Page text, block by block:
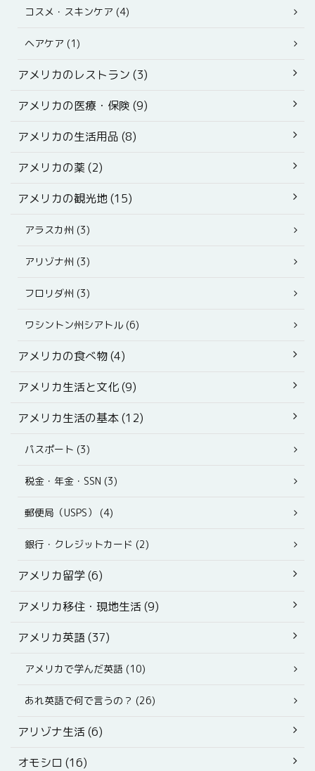
コスメ・スキンケア (4)
ヘアケア (1)
アメリカのレストラン (3)
アメリカの医療・保険 (9)
アメリカの生活用品 (8)
アメリカの薬 (2)
アメリカの観光地 (15)
アラスカ州 (3)
アリゾナ州 (3)
フロリダ州 (3)
ワシントン州シアトル (6)
アメリカの食べ物 (4)
アメリカ生活と文化 (9)
アメリカ生活の基本 (12)
パスポート (3)
税金・年金・SSN (3)
郵便局（USPS） (4)
銀行・クレジットカード (2)
アメリカ留学 (6)
アメリカ移住・現地生活 (9)
アメリカ英語 (37)
アメリカで学んだ英語 (10)
あれ英語で何で言うの？ (26)
アリゾナ生活 (6)
オモシロ (16)